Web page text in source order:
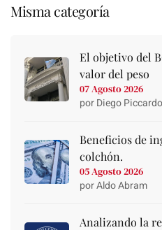
Misma categoría
El objetivo del
valor del peso
07 Agosto 2026
por Diego Piccardo
Beneficios de
colchón.
05 Agosto 2026
por Aldo Abram
Analizando la